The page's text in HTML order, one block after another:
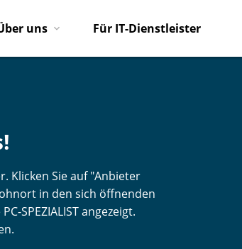
uns Für IT-Dienstleister
Klicken Sie auf "Anbieter
in den sich öffnenden
SPEZIALIST angezeigt.